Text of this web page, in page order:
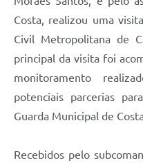
Costa, realizou uma
Civil Metropolitana de
principal da visita foi
monitoramento
potenciais parcerias
Guarda Municipal de
Recebidos pelo